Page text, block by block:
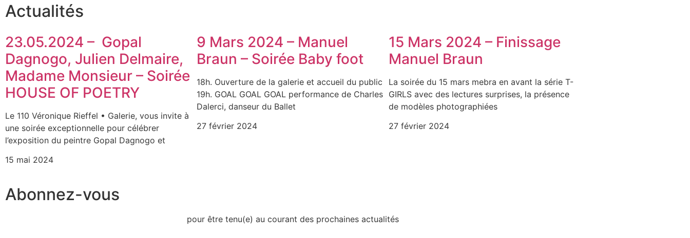
Actualités
23.05.2024 – Gopal
Dagnogo, Julien Delmaire,
Madame Monsieur – Soirée
HOUSE OF POETRY
Le 110 Véronique Rieffel • Galerie, vous invite à
une soirée exceptionnelle pour célébrer
l’exposition du peintre Gopal Dagnogo et
15 mai 2024
9 Mars 2024 – Manuel
Braun – Soirée Baby foot
18h. Ouverture de la galerie et accueil du public
19h. GOAL GOAL GOAL performance de Charles
Dalerci, danseur du Ballet
27 février 2024
15 Mars 2024 – Finissage
Manuel Braun
La soirée du 15 mars mebra en avant la série T-
GIRLS avec des lectures surprises, la présence
de modèles photographiées
27 février 2024
Abonnez-vous
pour être tenu(e) au courant des prochaines actualités